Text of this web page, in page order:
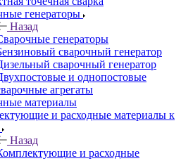
генераторы
Назад
генераторы
сварочный генератор
сварочный генератор
и однопостовые
агрегаты
материалы
и расходные материалы к
Назад
и расходные